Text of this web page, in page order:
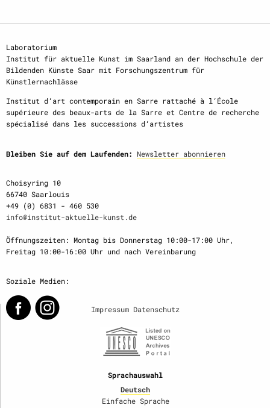
Laboratorium
Institut für aktuelle Kunst im Saarland an der Hochschule der
Bildenden Künste Saar mit Forschungszentrum für
Künstlernachlässe
Institut d‘art contemporain en Sarre rattaché à l‘École
supérieure des beaux-arts de la Sarre et Centre de recherche
spécialisé dans les successions d‘artistes
Bleiben Sie auf dem Laufenden: Newsletter abonnieren
Choisyring 10
66740 Saarlouis
+49 (0) 6831 - 460 530
info@institut-aktuelle-kunst.de
Öffnungszeiten: Montag bis Donnerstag 10:00-17:00 Uhr,
Freitag 10:00-16:00 Uhr und nach Vereinbarung
Soziale Medien:
Impressum Datenschutz
Sprachauswahl
Deutsch
Einfache Sprache